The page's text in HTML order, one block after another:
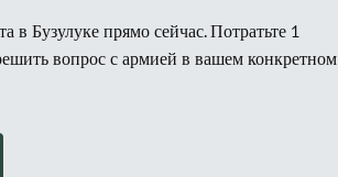
Бузулуке прямо сейчас. Потратьте 1
вопрос с армией в вашем конкретном